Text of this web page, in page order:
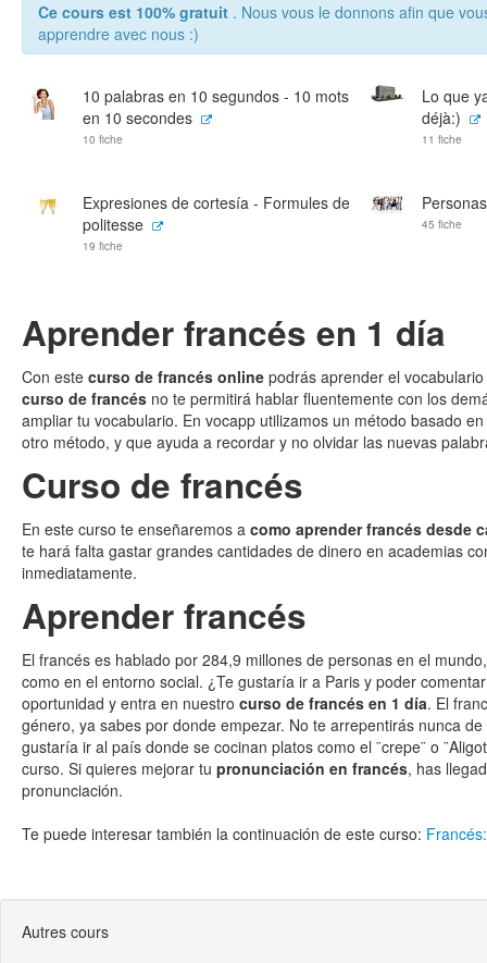
Ce cours est 100% gratuit . Nous vous le donnons afin que
apprendre avec nous :)
10 palabras en 10 segundos - 10 mots
en 10 secondes
10 fiche
Lo que
déjà:)
11 fiche
Expresiones de cortesía - Formules de
politesse
19 fiche
45 fiche
Aprender francés en 1 día
Con este curso de francés online podrás aprender el
curso de francés no te permitirá hablar fluentemente con los
ampliar tu vocabulario. En vocapp utilizamos un método basado
otro método, y que ayuda a recordar y no olvidar las nuevas
Curso de francés
En este curso te enseñaremos a como aprender francés desde
te hará falta gastar grandes cantidades de dinero en academias
inmediatamente.
Aprender francés
El francés es hablado por 284,9 millones de personas en el
como en el entorno social. ¿Te gustaría ir a Paris y poder
oportunidad y entra en nuestro curso de francés en 1 día. El
género, ya sabes por donde empezar. No te arrepentirás nunca
gustaría ir al país donde se cocinan platos como el ¨crepe¨ o
curso. Si quieres mejorar tu pronunciación en francés, has
pronunciación.
Te puede interesar también la continuación de este curso:
Autres cours